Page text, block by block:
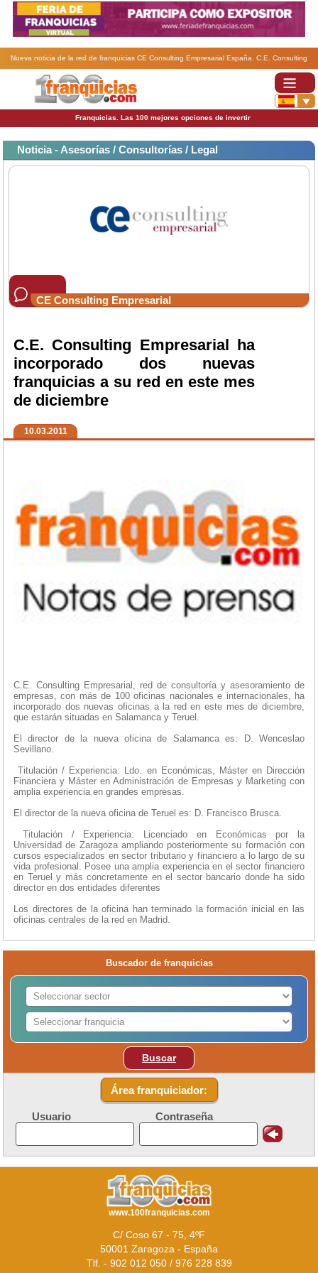
Nueva noticia de la red de franquicias CE Consulting Empresarial España. C.E. Consulting
Empresarial ha incorporado dos nuevas franquicias a su red en este mes de diciembre.
Franquicias. Las 100 mejores opciones de invertir
Noticia - Asesorías / Consultorías / Legal
CE Consulting Empresarial
C.E. Consulting Empresarial ha
incorporado dos nuevas
franquicias a su red en este mes
de diciembre
10.03.2011
C.E. Consulting Empresarial, red de consultoría y asesoramiento de
empresas, con más de 100 oficinas nacionales e internacionales, ha
incorporado dos nuevas oficinas a la red en este mes de diciembre,
que estarán situadas en Salamanca y Teruel.
El director de la nueva oficina de Salamanca es: D. Wenceslao
Sevillano.
­ Titulación / Experiencia: Ldo. en Económicas, Máster en Dirección
Financiera y Máster en Administración de Empresas y Marketing con
amplia experiencia en grandes empresas.
El director de la nueva oficina de Teruel es: D. Francisco Brusca.
­ Titulación / Experiencia: Licenciado en Económicas por la
Universidad de Zaragoza ampliando posteriormente su formación con
cursos especializados en sector tributario y financiero a lo largo de su
vida profesional. Posee una amplia experiencia en el sector financiero
en Teruel y más concretamente en el sector bancario donde ha sido
director en dos entidades diferentes
Los directores de la oficina han terminado la formación inicial en las
oficinas centrales de la red en Madrid.
Buscador de franquicias
Buscar
Área franquiciador:
Usuario Contraseña
www.100franquicias.com
C/ Coso 67 - 75, 4ºF
50001 Zaragoza - España
Tlf. - 902 012 050 / 976 228 839